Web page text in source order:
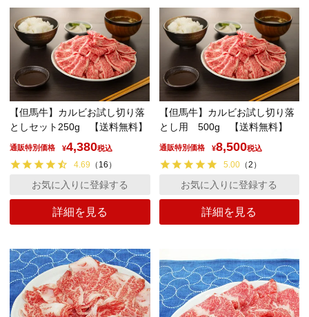
【但馬牛】カルビお試し切り落
としセット250g 【送料無料】
通販特別価格 ¥4,380税込
4.69 （ 16 ）
詳細を見る
お気に入りに登録する
【但馬牛】カルビお試し切り落
とし用 500g 【送料無料】
通販特別価格 ¥8,500税込
5.00（2 ）
詳細を見る
お気に入りに登録する